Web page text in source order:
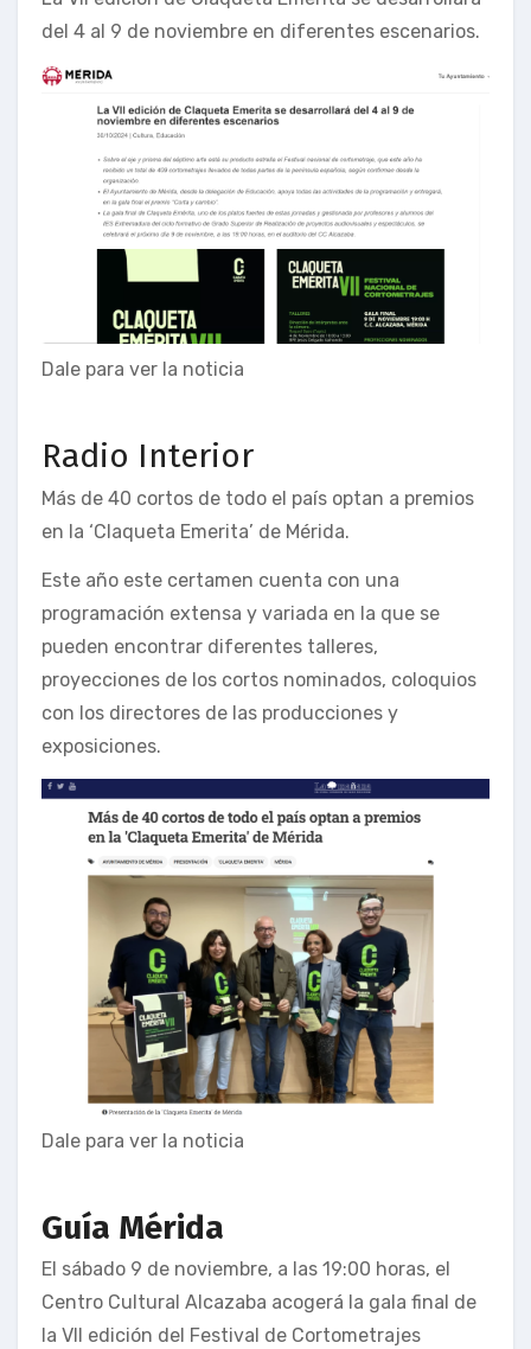
del 4 al 9 de noviembre en diferentes escenarios.
Dale para ver la noticia
Radio Interior
Más de 40 cortos de todo el país optan a premios
en la ‘Claqueta Emerita’ de Mérida.
Este año este certamen cuenta con una
programación extensa y variada en la que se
pueden encontrar diferentes talleres,
proyecciones de los cortos nominados, coloquios
con los directores de las producciones y
exposiciones.
Dale para ver la noticia
Guía Mérida
El sábado 9 de noviembre, a las 19:00 horas, el
Centro Cultural Alcazaba acogerá la gala final de
la VII edición del Festival de Cortometrajes